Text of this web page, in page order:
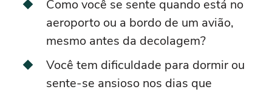
Como você se sente quando está no
aeroporto ou a bordo de um avião,
mesmo antes da decolagem?
Você tem dificuldade para dormir ou
sente-se ansioso nos dias que